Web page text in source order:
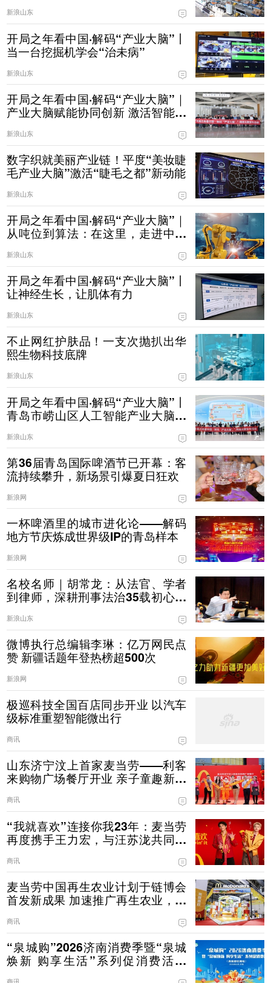
新浪山东
开局之年看中国·解码“产业大脑”丨
当一台挖掘机学会“治未病”
新浪山东
开局之年看中国·解码“产业大脑”｜
产业大脑赋能协同创新 激活智能家
新浪山东
数字织就美丽产业链！平度“美妆睫
毛产业大脑”激活“睫毛之都”新动能
新浪山东
开局之年看中国·解码“产业大脑”｜
从吨位到算法：在这里，走进中国
新浪山东
开局之年看中国·解码“产业大脑”丨
让神经生长，让肌体有力
新浪山东
不止网红护肤品！一支次抛扒出华
熙生物科技底牌
新浪山东
开局之年看中国·解码“产业大脑”丨
青岛市崂山区人工智能产业大脑试
新浪山东
第36届青岛国际啤酒节已开幕：客
流持续攀升，新场景引爆夏日狂欢
新浪网
一杯啤酒里的城市进化论——解码
地方节庆炼成世界级IP的青岛样本
新浪网
名校名师｜胡常龙：从法官、学者
到律师，深耕刑事法治35载初心不
新浪山东
微博执行总编辑李琳：亿万网民点
赞 新疆话题年登热榜超500次
新浪网
极巡科技全国百店同步开业 以汽车
级标准重塑智能微出行
商讯
山东济宁汶上首家麦当劳——利客
来购物广场餐厅开业 亲子童趣新体
商讯
“我就喜欢”连接你我23年：麦当劳
再度携手王力宏，与汪苏泷共同传
商讯
麦当劳中国再生农业计划于链博会
首发新成果 加速推广再生农业，守
商讯
“泉城购”2026济南消费季暨“泉城
焕新 购享生活”系列促消费活动